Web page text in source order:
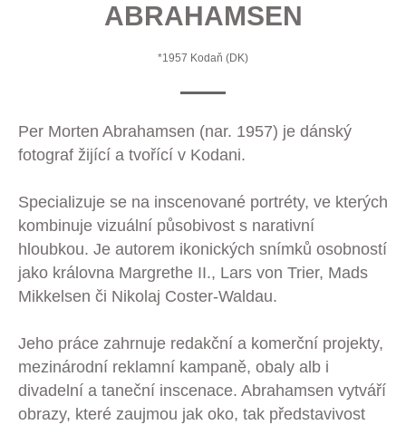
ABRAHAMSEN
*1957 Kodaň (DK)
Per Morten Abrahamsen (nar. 1957) je dánský
fotograf žijící a tvořící v Kodani.
Specializuje se na inscenované portréty, ve kterých
kombinuje vizuální působivost s narativní
hloubkou. Je autorem ikonických snímků osobností
jako královna Margrethe II., Lars von Trier, Mads
Mikkelsen či Nikolaj Coster-Waldau.
Jeho práce zahrnuje redakční a komerční projekty,
mezinárodní reklamní kampaně, obaly alb i
divadelní a taneční inscenace. Abrahamsen vytváří
obrazy, které zaujmou jak oko, tak představivost